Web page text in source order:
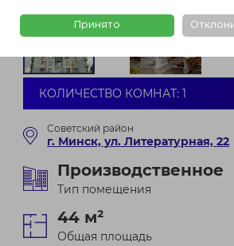
Принято
КОЛИЧЕСТВО КОМНАТ: 1
Советский район
г. Минск, ул. Литературная, 22
Производственное
Тип помещения
44 м²
Общая площадь